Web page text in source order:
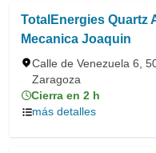
TotalEnergies Quartz
Mecanica Joaquin
Calle de Venezuela 6,
Zaragoza
Cierra en 2 h
más detalles